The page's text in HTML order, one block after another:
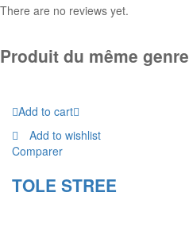
There are no reviews yet.
Produit du même genre
Add to cart
Add to wishlist
Comparer
TOLE STREE